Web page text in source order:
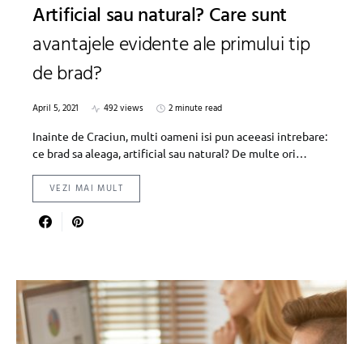
Artificial sau natural? Care sunt
avantajele evidente ale primului tip
de brad?
April 5, 2021 492 views
2 minute read
Inainte de Craciun, multi oameni isi pun aceeasi intrebare:
ce brad sa aleaga, artificial sau natural? De multe ori…
VEZI MAI MULT